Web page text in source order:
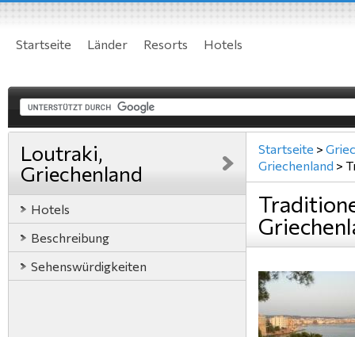
Startseite Länder Resorts Hotels
Loutraki,
Griechenland
Hotels
Beschreibung
Sehenswürdigkeiten
Startseite >
Griechenland >